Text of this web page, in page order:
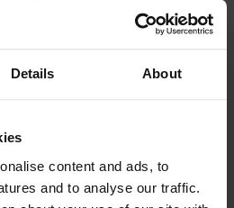
Details About
content and ads, to
and to analyse our traffic.
STYSTEM
umożliwiające
lub poluzowanie buta jednym